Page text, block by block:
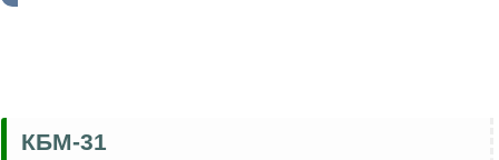
КБМ-31